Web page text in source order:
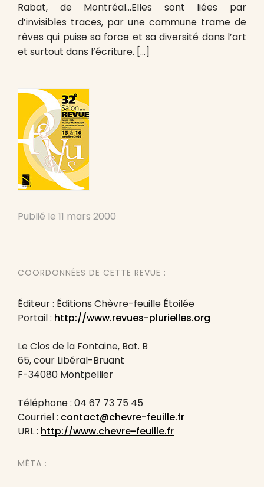
Rabat, de Montréal…Elles sont liées par
d’invisibles traces, par une commune trame de
rêves qui puise sa force et sa diversité dans l’art
et surtout dans l’écriture. […]
Publié le 11 mars 2000
COORDONNÉES DE CETTE REVUE :
Éditeur : Éditions Chèvre-feuille Étoilée
Portail : http://www.revues-plurielles.org
Le Clos de la Fontaine, Bat. B
65, cour Libéral-Bruant
F-34080 Montpellier
Téléphone : 04 67 73 75 45
Courriel : contact@chevre-feuille.fr
URL : http://www.chevre-feuille.fr
MÉTA :